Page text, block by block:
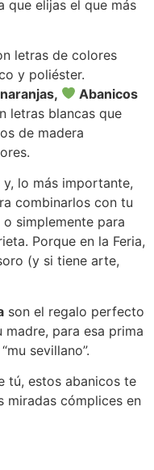
que elijas el que más
letras de colores
y poliéster.
Abanicos
letras blancas que
de madera
lo más importante,
combinarlos con tu
simplemente para
Porque en la Feria,
(y si tiene arte,
son el regalo perfecto
para esa prima
sevillano”.
tú, estos abanicos te
miradas cómplices en